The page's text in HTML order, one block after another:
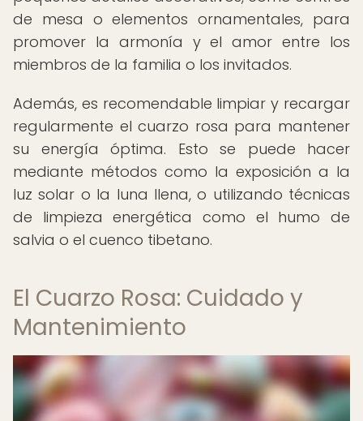
de mesa o elementos ornamentales, para
promover la armonía y el amor entre los
miembros de la familia o los invitados.
Además, es recomendable limpiar y recargar
regularmente el cuarzo rosa para mantener
su energía óptima. Esto se puede hacer
mediante métodos como la exposición a la
luz solar o la luna llena, o utilizando técnicas
de limpieza energética como el humo de
salvia o el cuenco tibetano.
El Cuarzo Rosa: Cuidado y
Mantenimiento